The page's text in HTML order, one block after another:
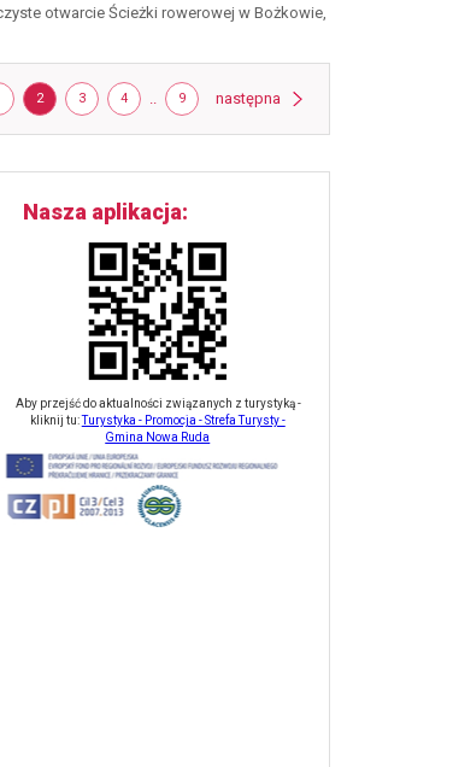
2025
ścieżki
-
września
otwarcie Ścieżki rowerowej w Bożkowie,
STRONA
2 STRONA
3 STRONA
4 .. STRONA
9 następna strona
Nasza aplikacja
Aby przejść do aktualności związanych z turystyką -
kliknij tu:Turystyka - Promocja - Strefa Turysty -
Gmina Nowa Ruda